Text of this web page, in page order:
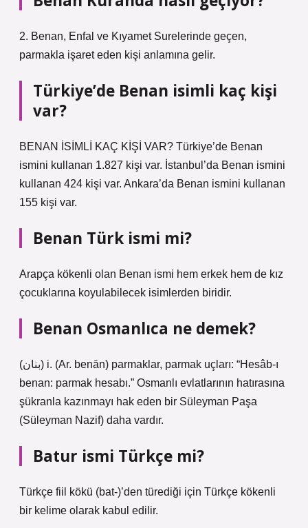
2. Benan, Enfal ve Kıyamet Surelerinde geçen,
parmakla işaret eden kişi anlamına gelir.
Türkiye’de Benan isimli kaç kişi
var?
BENAN İSİMLİ KAÇ KİŞİ VAR? Türkiye’de Benan
ismini kullanan 1.827 kişi var. İstanbul’da Benan ismini
kullanan 424 kişi var. Ankara’da Benan ismini kullanan
155 kişi var.
Benan Türk ismi mi?
Arapça kökenli olan Benan ismi hem erkek hem de kız
çocuklarına koyulabilecek isimlerden biridir.
Benan Osmanlıca ne demek?
(ﺑﻨﺎﻥ) i. (Ar. benān) parmaklar, parmak uçları: “Hesâb-ı
benan: parmak hesabı.” Osmanlı evlatlarının hatırasına
şükranla kazınmayı hak eden bir Süleyman Paşa
(Süleyman Nazif) daha vardır.
Batur ismi Türkçe mi?
Türkçe fiil kökü (bat-)’den türediği için Türkçe kökenli
bir kelime olarak kabul edilir.